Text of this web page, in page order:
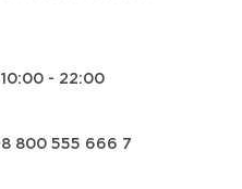
10:00 - 22:00
8 800 555 666 7